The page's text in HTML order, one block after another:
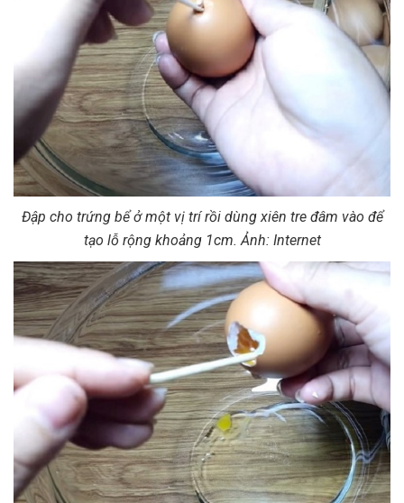
Đập cho trứng bể ở một vị trí rồi dùng xiên tre đâm vào để
tạo lỗ rộng khoảng 1cm. Ảnh: Internet